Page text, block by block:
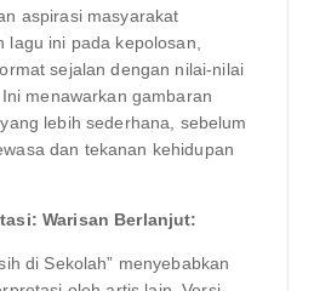
aspirasi masyarakat
lagu ini pada kepolosan,
sejalan dengan nilai-nilai
menawarkan gambaran
lebih sederhana, sebelum
dan tekanan kehidupan
Warisan Berlanjut:
di Sekolah” menyebabkan